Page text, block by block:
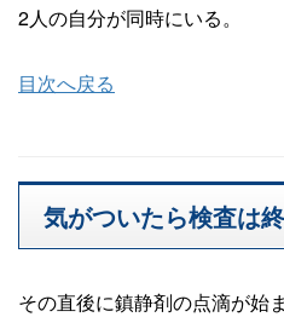
2人の自分が同時にいる。
目次へ戻る
気がついたら検査は
その直後に鎮静剤の点滴が始